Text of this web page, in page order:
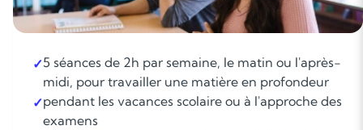
✓5 séances de 2h par semaine, le matin ou l'après-
midi, pour travailler une matière en profondeur
✓pendant les vacances scolaire ou à l'approche des
examens